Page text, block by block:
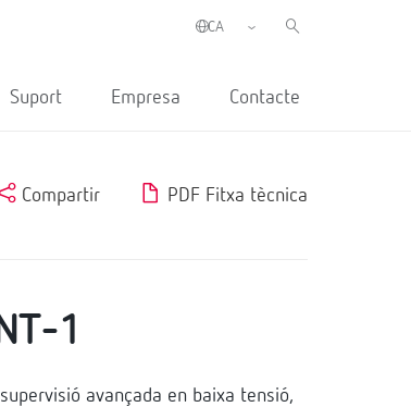
Suport Empresa Contacte
Compartir PDF Fitxa tècnica
1
avançada en baixa tensió,